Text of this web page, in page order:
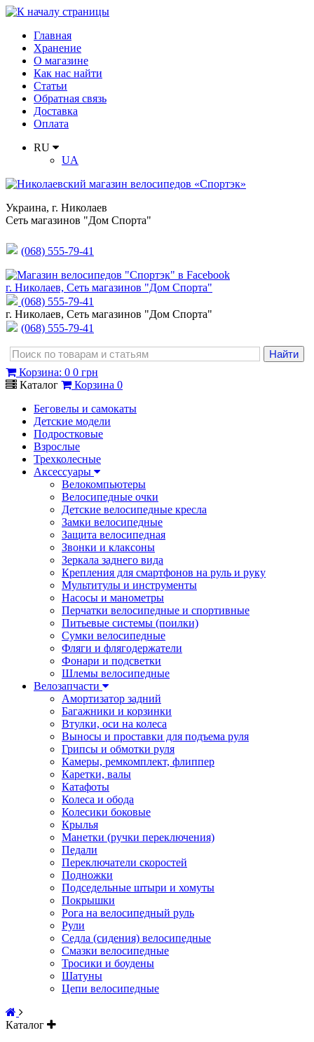
Главная
Хранение
О магазине
Как нас найти
Статьи
Обратная связь
Доставка
Оплата
RU
UA
Украина, г. Николаев
Сеть магазинов "Дом Спорта"
(068) 555-79-41
г. Николаев, Сеть магазинов "Дом Спорта"
(068) 555-79-41
г. Николаев, Сеть магазинов "Дом Спорта"
(068) 555-79-41
Корзина: 0 0 грн
Каталог
Корзина 0
Беговелы и самокаты
Детские модели
Подростковые
Взрослые
Трехколесные
Аксессуары
Велокомпьютеры
Велосипедные очки
Детские велосипедные кресла
Замки велосипедные
Защита велосипедная
Звонки и клаксоны
Зеркала заднего вида
Крепления для смартфонов на руль и руку
Мультитулы и инструменты
Насосы и манометры
Перчатки велосипедные и спортивные
Питьевые системы (поилки)
Сумки велосипедные
Фляги и флягодержатели
Фонари и подсветки
Шлемы велосипедные
Велозапчасти
Амортизатор задний
Багажники и корзинки
Втулки, оси на колеса
Выносы и проставки для подъема руля
Грипсы и обмотки руля
Камеры, ремкомплект, флиппер
Каретки, валы
Катафоты
Колеса и обода
Колесики боковые
Крылья
Манетки (ручки переключения)
Педали
Переключатели скоростей
Подножки
Подседельные штыри и хомуты
Покрышки
Рога на велосипедный руль
Рули
Седла (сидения) велосипедные
Смазки велосипедные
Тросики и боудены
Шатуны
Цепи велосипедные
Каталог